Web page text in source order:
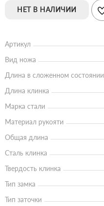
НЕТ В НАЛИЧИИ
Артикул
Вид ножа
Длина в сложенном состоянии
Длина клинка
Марка стали
Материал рукояти
Общая длина
Сталь клинка
Твердость клинка
Тип замка
Тип заточки